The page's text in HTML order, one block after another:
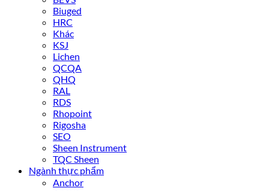
Biuged
HRC
Khác
KSJ
Lichen
QCQA
QHQ
RAL
RDS
Rhopoint
Rigosha
SEO
Sheen Instrument
TQC Sheen
Ngành thực phẩm
Anchor